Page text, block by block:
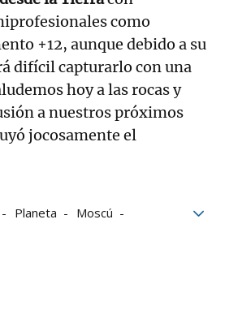
como
+12, aunque debido a su
difícil capturarlo con una
hoy a las rocas y
a nuestros próximos
jocosamente el
Planeta
Moscú